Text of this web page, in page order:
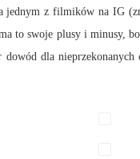
jednym z filmików na IG
to swoje plusy i minusy,
dla